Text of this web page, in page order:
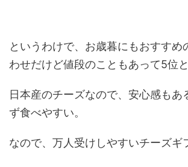
というわけで、お歳暮にもおすすめ
わせだけど値段のこともあって5位
日本産のチーズなので、安心感もあ
ず食べやすい。
なので、万人受けしやすいチーズギ